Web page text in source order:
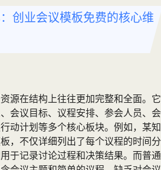
创业会议模板免费的核心维
源在结构上往往更加完整和全面。它
会议目标、议程安排、参会人员、会
动计划等多个核心板块。例如，某知
，不仅详细列出了每个议程的时间分
于记录讨论过程和决策结果。而普通